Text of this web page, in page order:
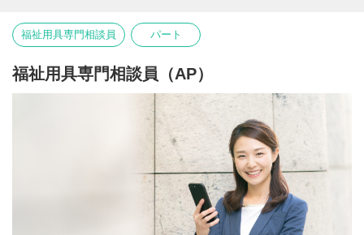
【仕事内容】
自社老人ホームの入居者様へ貸し出す、
福祉用具のレンタル業務（請求・電話対応等）
施設担当者との打ち合わせ
※基本的なPC作業（Word,Excel等）ができれば、
福祉用具専門相談員 パート
福祉用具専門相談員（AP）